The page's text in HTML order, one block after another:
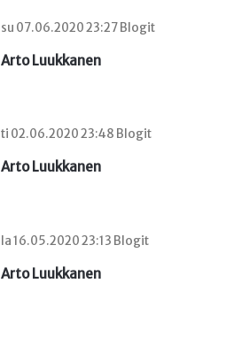
su 07.06.2020 23:27 Blogit
Arto Luukkanen
ti 02.06.2020 23:48 Blogit
Arto Luukkanen
la 16.05.2020 23:13 Blogit
Arto Luukkanen